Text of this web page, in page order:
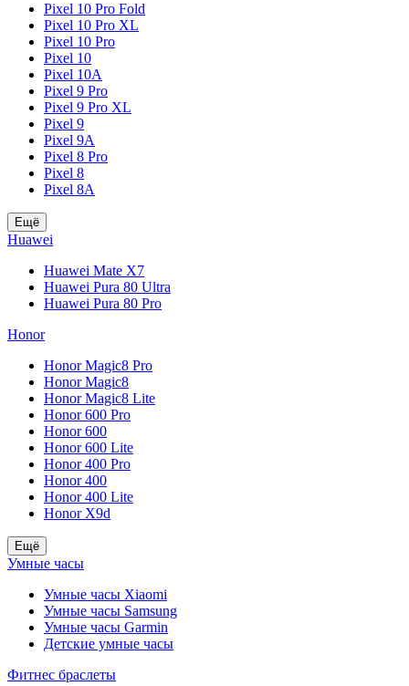
Pixel 10 Pro Fold
Pixel 10 Pro XL
Pixel 10 Pro
Pixel 10
Pixel 10A
Pixel 9 Pro
Pixel 9 Pro XL
Pixel 9
Pixel 9A
Pixel 8 Pro
Pixel 8
Pixel 8A
Ещё
Huawei
Huawei Mate X7
Huawei Pura 80 Ultra
Huawei Pura 80 Pro
Honor
Honor Magic8 Pro
Honor Magic8
Honor Magic8 Lite
Honor 600 Pro
Honor 600
Honor 600 Lite
Honor 400 Pro
Honor 400
Honor 400 Lite
Honor X9d
Ещё
Умные часы
Умные часы Xiaomi
Умные часы Samsung
Умные часы Garmin
Детские умные часы
Фитнес браслеты